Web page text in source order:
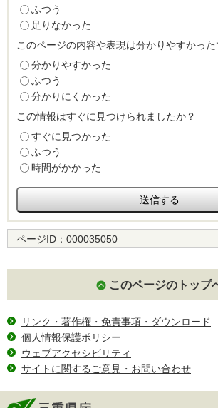
ふつう
足りなかった
このページの内容や表現は分かりやすかった
分かりやすかった
ふつう
分かりにくかった
この情報はすぐに見つけられましたか？
すぐに見つかった
ふつう
時間がかかった
ページID： 000035050
このページのトップ
リンク・著作権・免責事項・ダウンロード
個人情報保護ポリシー
ウェブアクセシビリティ
サイトに関するご意見・お問い合わせ